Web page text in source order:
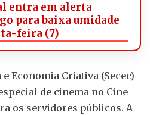
entra em alerta
para baixa umidade
feira (7)
Economia Criativa (Secec)
de cinema no Cine
os servidores públicos. A